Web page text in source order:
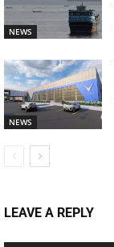
NEWS
NEWS
LEAVE A REPLY